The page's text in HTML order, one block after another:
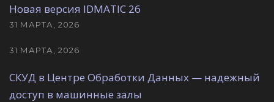
Новая версия IDMATIC 26
31 МАРТА, 2026
31 МАРТА, 2026
СКУД в Центре Обработки Данных — надежный
доступ в машинные залы